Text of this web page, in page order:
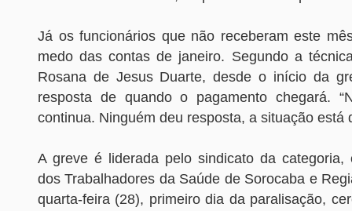
Já os funcionários que não receberam este
medo das contas de janeiro. Segundo a
Rosana de Jesus Duarte, desde o início da
resposta de quando o pagamento chegará.
continua. Ninguém deu resposta, a situação está
A greve é liderada pelo sindicato da categoria,
dos Trabalhadores da Saúde de Sorocaba e
quarta-feira (28), primeiro dia da paralisação,